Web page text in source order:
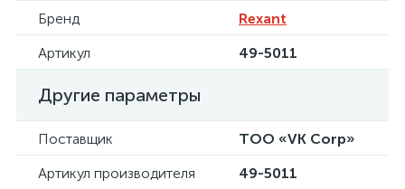
Бренд
Rexant
Артикул
49-5011
Другие параметры
Поставщик
ТОО «VK Corp»
Артикул производителя
49-5011